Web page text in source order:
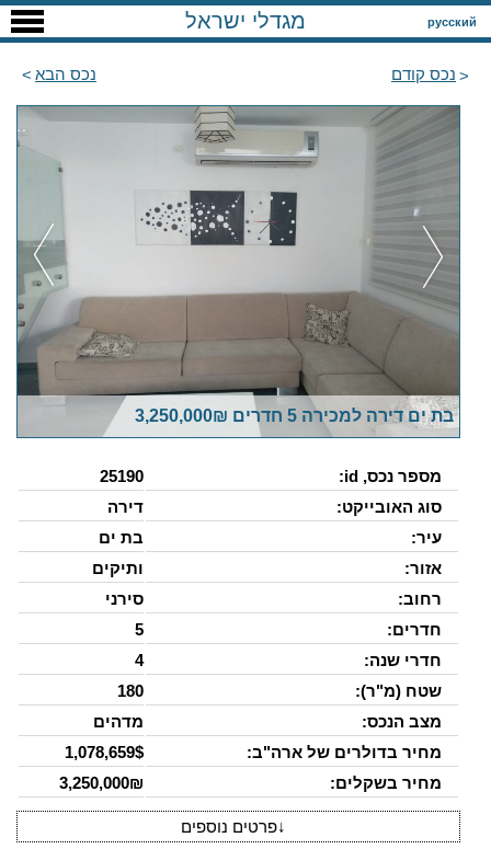
русский מגדלי ישראל
נכס קודם נכס הבא
בת ים דירה למכירה 5 חדרים 3,250,000₪
מספר נכס, id:
25190
סוג האובייקט:
דירה
עיר:
בת ים
אזור:
ותיקים
רחוב:
סירני
חדרים:
5
חדרי שנה:
4
שטח (מ"ר):
180
מצב הנכס:
מדהים
מחיר בדולרים של ארה"ב:
1,078,659$
מחיר בשקלים:
3,250,000₪
↓פרטים נוספים